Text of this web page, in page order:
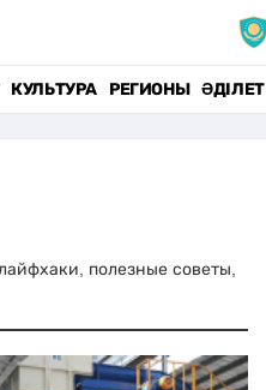
КУЛЬТУРА РЕГИОНЫ ӘДІЛЕТ
полезные советы,